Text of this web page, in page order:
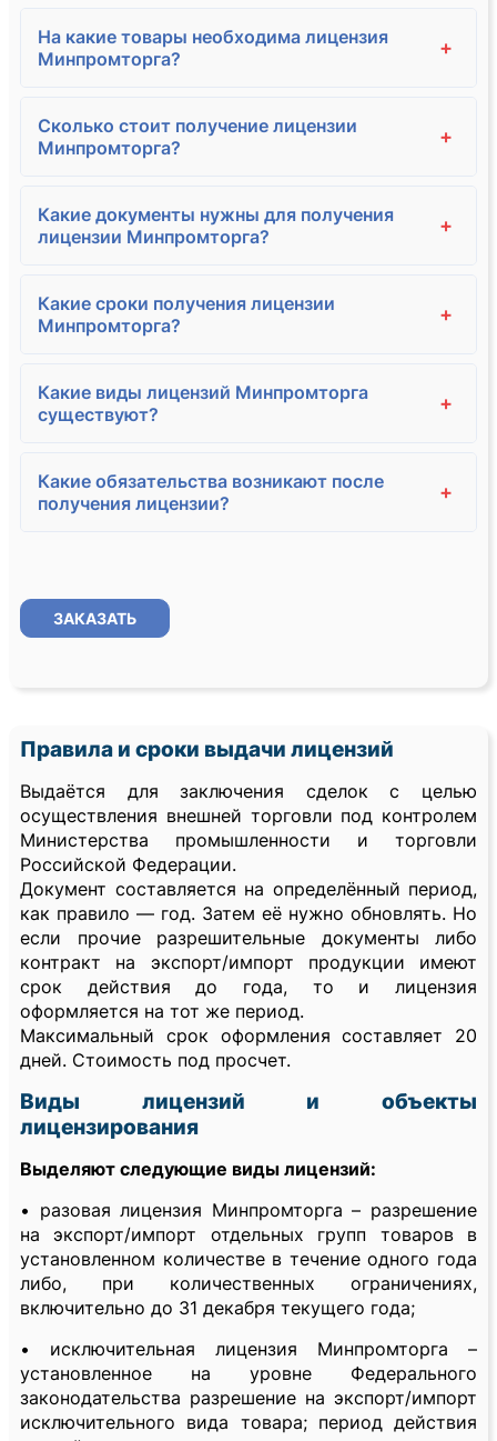
На какие товары необходима лицензия
Минпромторга?
+
Сколько стоит получение лицензии
Минпромторга?
+
Какие документы нужны для получения
лицензии Минпромторга?
+
Какие сроки получения лицензии
Минпромторга?
+
Какие виды лицензий Минпромторга
существуют?
+
Какие обязательства возникают после
получения лицензии?
+
ЗАКАЗАТЬ
Правила и сроки выдачи лицензий
Выдаётся для заключения сделок с целью
осуществления внешней торговли под контролем
Министерства промышленности и торговли
Российской Федерации.
Документ составляется на определённый период,
как правило — год. Затем её нужно обновлять. Но
если прочие разрешительные документы либо
контракт на экспорт/импорт продукции имеют
срок действия до года, то и лицензия
оформляется на тот же период.
Максимальный срок оформления составляет 20
дней. Стоимость под просчет.
Виды лицензий и объекты
лицензирования
Выделяют следующие виды лицензий:
• разовая лицензия Минпромторга – разрешение
на экспорт/импорт отдельных групп товаров в
установленном количестве в течение одного года
либо, при количественных ограничениях,
включительно до 31 декабря текущего года;
• исключительная лицензия Минпромторга –
установленное на уровне Федерального
законодательства разрешение на экспорт/импорт
исключительного вида товара; период действия